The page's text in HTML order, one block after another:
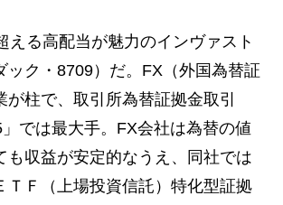
える高配当が魅力のインヴァスト
ック・8709）だ。FX（外国為替証
柱で、取引所為替証拠金取引
」では最大手。FX会社は為替の値
も収益が安定的なうえ、同社では
ＴＦ（上場投資信託）特化型証拠